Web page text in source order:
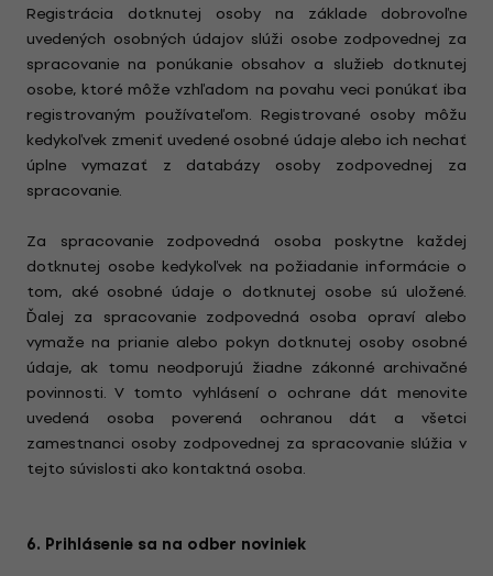
Registrácia dotknutej osoby na základe dobrovoľne
uvedených osobných údajov slúži osobe zodpovednej za
spracovanie na ponúkanie obsahov a služieb dotknutej
osobe, ktoré môže vzhľadom na povahu veci ponúkať iba
registrovaným používateľom. Registrované osoby môžu
kedykoľvek zmeniť uvedené osobné údaje alebo ich nechať
úplne vymazať z databázy osoby zodpovednej za
spracovanie.
Za spracovanie zodpovedná osoba poskytne každej
dotknutej osobe kedykoľvek na požiadanie informácie o
tom, aké osobné údaje o dotknutej osobe sú uložené.
Ďalej za spracovanie zodpovedná osoba opraví alebo
vymaže na prianie alebo pokyn dotknutej osoby osobné
údaje, ak tomu neodporujú žiadne zákonné archivačné
povinnosti. V tomto vyhlásení o ochrane dát menovite
uvedená osoba poverená ochranou dát a všetci
zamestnanci osoby zodpovednej za spracovanie slúžia v
tejto súvislosti ako kontaktná osoba.
6. Prihlásenie sa na odber noviniek